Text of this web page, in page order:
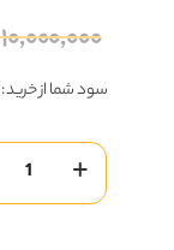
۱۰,۰۰۰,۰۰۰
سود شما از خرید :
های
کیک
وانیلی